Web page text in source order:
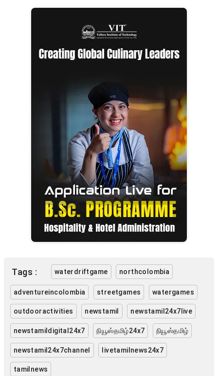
Tags : waterdriftgame northcolombia
adventureincolombia streetgames watergames
outdooractivities newstamil newstamil24x7live
newstamildigital24x7 நியூஸ்தமிழ்24x7 நியூஸ்தமிழ்
newstamil24x7channel livetamilnews24x7
tamilnews